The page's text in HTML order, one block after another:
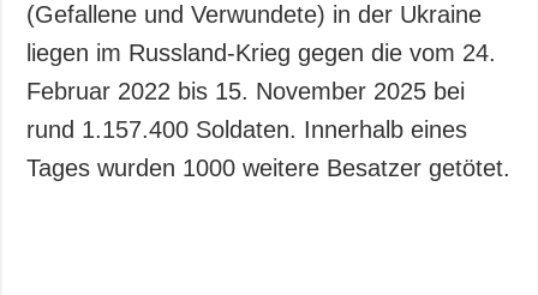
(Gefallene und Verwundete) in der Ukraine
liegen im Russland-Krieg gegen die vom 24.
Februar 2022 bis 15. November 2025 bei
rund 1.157.400 Soldaten. Innerhalb eines
Tages wurden 1000 weitere Besatzer getötet.